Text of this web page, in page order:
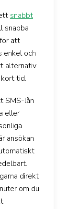
snabbt
snabba
att
enkel och
alternativ
tid.
SMS-lån
eller
ansökan
direkt
om du